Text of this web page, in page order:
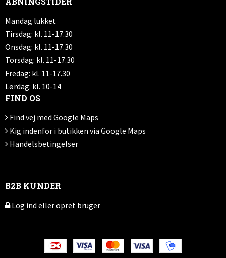
Mandag lukket
Tirsdag: kl. 11-17.30
Onsdag: kl. 11-17.30
Torsdag: kl. 11-17.30
Fredag: kl. 11-17.30
Lørdag: kl. 10-14
FIND OS
Find vej med Google Maps
Kig indenfor i butikken via Google Maps
Handelsbetingelser
B2B KUNDER
Log ind eller opret bruger